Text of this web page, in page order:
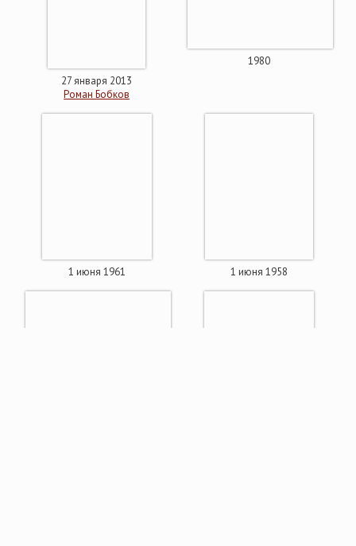
27 января 2013
Роман Бобков
1980
1 июня 1961 1 июня 1958